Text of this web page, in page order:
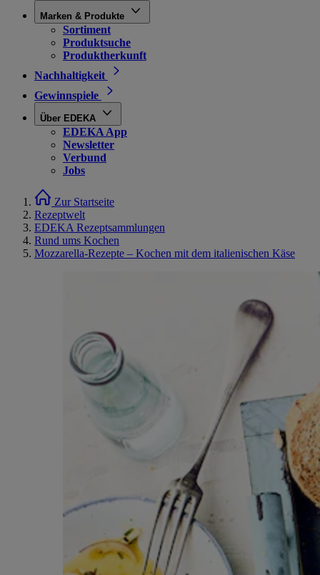
Marken & Produkte
Sortiment
Produktsuche
Produktherkunft
Nachhaltigkeit
Gewinnspiele
Über EDEKA
EDEKA App
Newsletter
Verbund
Jobs
Zur Startseite
Rezeptwelt
EDEKA Rezeptsammlungen
Rund ums Kochen
Mozzarella-Rezepte – Kochen mit dem italienischen Käse